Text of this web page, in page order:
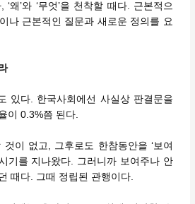
‘왜’와 ‘무엇’을 천착할 때다. 근본적으
나 근본적인 질문과 새로운 정의를 요
있다. 한국사회에선 사실상 판결문을
이 0.3%쯤 된다.
이 없고, 그후로도 한참동안을 ‘보여
기를 지나왔다. 그러니까 보여주나 안
때다. 그때 정립된 관행이다.